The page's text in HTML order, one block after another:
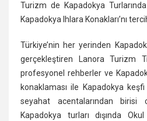
Turizm de Kapadokya
Kapadokya Ihlara Konakları’nı
Türkiye’nin her yerinden
gerçekleştiren Lanora Turizm
profesyonel rehberler ve
konaklaması ile Kapadokya
seyahat acentalarından birisi
Kapadokya turları dışında